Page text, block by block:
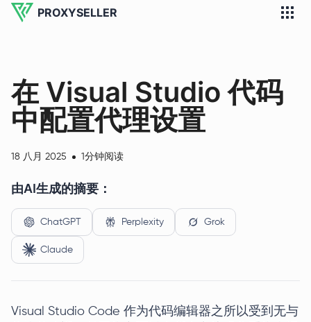
PROXYSELLER
在 Visual Studio 代码
中配置代理设置
18 八月 2025 1分钟阅读
由AI生成的摘要：
ChatGPT Perplexity Grok
Claude
Visual Studio Code 作为代码编辑器之所以受到无与